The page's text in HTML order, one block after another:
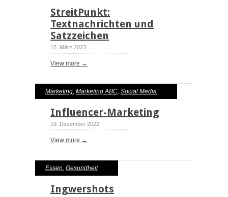
StreitPunkt:
Textnachrichten und
Satzzeichen
15. März 2023
View more →
Marketing, Marketing ABC, Social Media
Influencer-Marketing
19. Dezember 2022
View more →
Essen, Gesundheit
Ingwershots